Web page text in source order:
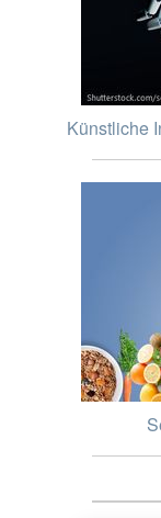
Künstliche